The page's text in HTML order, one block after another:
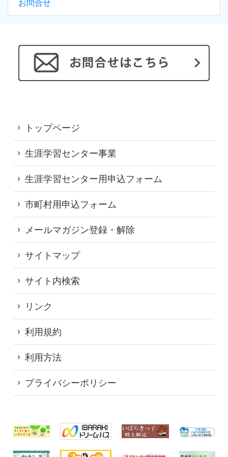
お問合せ
トップページ
生涯学習センター事業
生涯学習センター用申込フォーム
市町村用申込フォーム
メールマガジン登録・解除
サイトマップ
サイト内検索
リンク
利用規約
利用方法
プライバシーポリシー